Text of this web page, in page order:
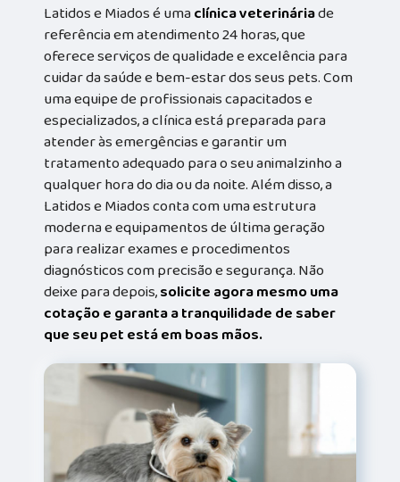
Latidos e Miados é umaclínica veterináriade
referência em atendimento 24 horas, que
oferece serviços de qualidade e excelência para
cuidar da saúde e bem-estar dos seus pets. Com
uma equipe de profissionais capacitados e
especializados, a clínica está preparada para
atender às emergências e garantir um
tratamento adequado para o seu animalzinho a
qualquer hora do dia ou da noite. Além disso, a
Latidos e Miados conta com uma estrutura
moderna e equipamentos de última geração
para realizar exames e procedimentos
diagnósticos com precisão e segurança. Não
deixe para depois,solicite agora mesmo uma
cotação e garanta a tranquilidade de saber
que seu pet está em boas mãos.